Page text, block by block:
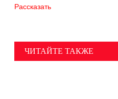
Рассказать
ЧИТАЙТЕ ТАКЖЕ